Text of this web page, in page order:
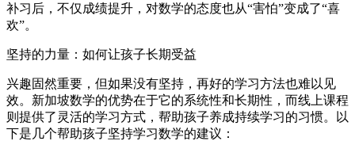
补习后，不仅成绩提升，对数学的态度也从“害怕”变成了“喜
欢”。
坚持的力量：如何让孩子长期受益
兴趣固然重要，但如果没有坚持，再好的学习方法也难以见
效。新加坡数学的优势在于它的系统性和长期性，而线上课程
则提供了灵活的学习方式，帮助孩子养成持续学习的习惯。以
下是几个帮助孩子坚持学习数学的建议：